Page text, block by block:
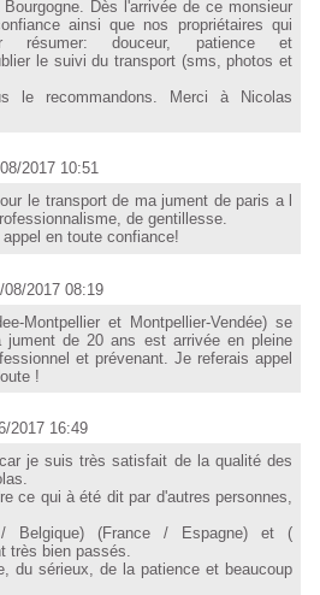
Dès l'arrivée de ce monsieur
ainsi que nos propriétaires qui
résumer: douceur, patience et
le suivi du transport (sms, photos et
le recommandons. Merci à Nicolas
2017 10:51
le transport de ma jument de paris a l
de gentillesse.
en toute confiance!
08/2017 08:19
Montpellier et Montpellier-Vendée) se
de 20 ans est arrivée en pleine
et prévenant. Je referais appel
!
2017 16:49
je suis très satisfait de la qualité des
ce qui à été dit par d'autres personnes,
/ Belgique) (France / Espagne) et (
très bien passés.
du sérieux, de la patience et beaucoup